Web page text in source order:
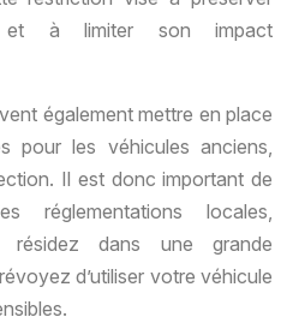
et à limiter son impact
également mettre en place
pour les véhicules anciens,
Il est donc important de
réglementations locales,
résidez dans une grande
d’utiliser votre véhicule